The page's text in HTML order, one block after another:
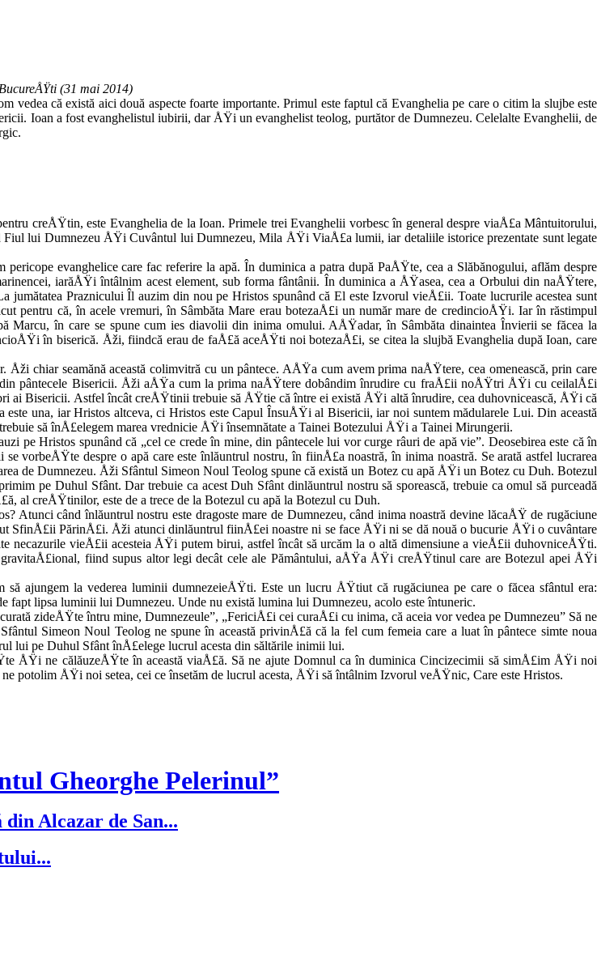
(31 mai 2014)
că există aici două aspecte foarte importan­te. Primul este faptul că Evanghelia pe care o citim la slujbe este
Ioan a fost evanghelistul iubirii, dar ÅŸi un evanghelist teolog, purtător de Dumne­zeu. Celelalte Evanghelii, de
creÅŸtin, este Evan­ghelia de la Ioan. Primele trei Evanghelii vorbesc în general despre viaÅ£a Mântui­torului,
lui Dumnezeu ÅŸi Cuvântul lui Dumnezeu, Mila ÅŸi ViaÅ£a lumii, iar detaliile istorice prezentate sunt legate
evanghelice care fac referire la apă. În duminica a patra după PaÅŸte, cea a Slăbănogului, aflăm des­pre
iarăÅŸi întâlnim acest element, sub forma fântânii. În du­minica a ÅŸasea, cea a Orbului din naÅŸtere,
Praznicului Îl auzim din nou pe Hristos spunând că El este Izvorul vieÅ£ii. Toate lucrurile acestea sunt
pentru că, în acele vremuri, în Sâmbăta Mare erau botezaÅ£i un număr mare de credincioÅŸi. Iar în răstimpul
Marcu, în care se spune cum ies diavolii din inima omului. AÅŸadar, în Sâmbăta dinaintea Învierii se făcea la
în biserică. Åži, fiindcă erau de faÅ£ă aceÅŸti noi botezaÅ£i, se citea la slujbă Evanghelia după Ioan, care
chiar seamănă această colimvitră cu un pântece. AÅŸa cum avem prima naÅŸtere, cea omenească, prin care
pântecele Bisericii. Åži aÅŸa cum la prima naÅŸtere dobân­dim înrudire cu fraÅ£ii noÅŸtri ÅŸi cu ceilalÅ£i
Bisericii. Astfel încât creÅŸtinii trebuie să ÅŸtie că între ei există ÅŸi altă înrudire, cea duhovnicească, ÅŸi că
una, iar Hristos altceva, ci Hristos este Capul ÎnsuÅŸi al Bisericii, iar noi suntem mădularele Lui. Din această
să înÅ£elegem marea vrednicie ÅŸi însemnătate a Tainei Botezului ÅŸi a Tainei Mirungerii.
Hristos spunând că „cel ce crede în mine, din pântecele lui vor curge râuri de apă vie”. Deosebirea este că în
vorbeÅŸte despre o apă care este înlăuntrul nostru, în fiinÅ£a noas­tră, în inima noastră. Se arată astfel lu­crarea
de Dumnezeu. Åži Sfântul Simeon Noul Teolog spune că există un Botez cu apă ÅŸi un Botez cu Duh. Botezul
pe Duhul Sfânt. Dar trebuie ca acest Duh Sfânt dinlăuntrul nostru să sporească, trebuie ca omul să purceadă
al creÅŸtinilor, este de a trece de la Botezul cu apă la Botezul cu Duh.
Atunci când înlăuntrul nos­tru este dragoste mare de Dumnezeu, când inima noastră devine lăcaÅŸ de rugăciune
SfinÅ£ii PărinÅ£i. Åži atunci dinlăuntrul fiin­Å£ei noastre ni se face ÅŸi ni se dă nouă o bu­curie ÅŸi o cuvântare
necazurile vieÅ£ii acesteia ÅŸi putem birui, astfel încât să urcăm la o altă dimensiune a vieÅ£ii du­hovniceÅŸti.
fiind supus al­tor legi decât cele ale Pământului, aÅŸa ÅŸi creÅŸtinul care are Botezul apei ÅŸi
ajungem la vederea lumi­nii dumnezeieÅŸti. Este un lucru ÅŸtiut că rugăciunea pe care o făcea sfântul era:
fapt lipsa luminii lui Dumnezeu. Unde nu există lumina lui Dumnezeu, acolo este întuneric.
zideÅŸte întru mine, Dumnezeule”, „FericiÅ£i cei curaÅ£i cu inima, că aceia vor vedea pe Dumnezeu” Să ne
Simeon Noul Teolog ne spune în această privinÅ£ă că la fel cum femeia care a luat în pântece simte noua
lui pe Duhul Sfânt înÅ£elege lucrul acesta din săltările inimii lui.
ÅŸi ne călăuzeÅŸte în această viaÅ£ă. Să ne ajute Domnul ca în duminica Cincizecimii să simÅ£im ÅŸi noi
potolim ÅŸi noi setea, cei ce însetăm de lu­crul acesta, ÅŸi să întâlnim Izvorul veÅŸnic, Care este Hristos.
Gheorghe Pelerinul”
Alcazar de San...